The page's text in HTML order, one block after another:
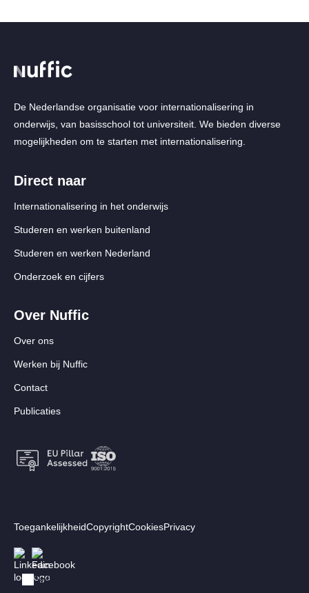
De Nederlandse organisatie voor internationalisering in
onderwijs, van basisschool tot universiteit. We bieden diverse
mogelijkheden om te starten met internationalisering.
Direct naar
Internationalisering in het onderwijs
Studeren en werken buitenland
Studeren en werken Nederland
Onderzoek en cijfers
Over Nuffic
Over ons
Werken bij Nuffic
Contact
Publicaties
Footer:
menu
ToegankelijkheidCopyrightCookiesPrivacy
Afbeelding
Afbeelding
Switch to English